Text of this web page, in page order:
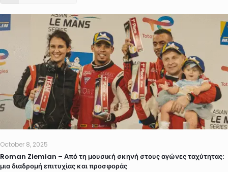
October 8, 2025
Roman Ziemian – Από τη μουσική σκηνή στους αγώνες ταχύτητας:
μια διαδρομή επιτυχίας και προσφοράς